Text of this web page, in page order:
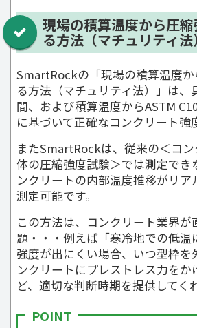
現場の積算温度から圧
る方法（マチュリティ法
SmartRockの「現場の積算温度
る方法（マチュリティ法）」は、
間、および積算温度からASTM
に基づいて正確なコンクリート強
またSmartRockは、従来の＜コ
体の圧縮強度試験＞では測定でき
ンクリートの内部温度推移がリア
測定可能です。
この方法は、コンクリート業界
題・・・例えば「寒冷地での低温
強度が出にくい場合、いつ型枠を
ンクリートにプレストレス力をか
ど、適切な判断時期を提供してく